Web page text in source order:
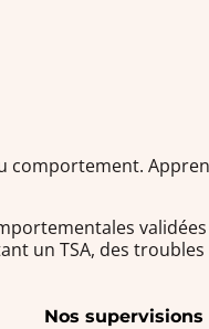
comportement.
un TSA, des
Nos supervisions